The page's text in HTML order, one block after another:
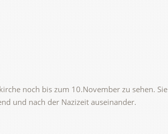
noch bis zum 10.November zu sehen. Sie
und nach der Nazizeit auseinander.